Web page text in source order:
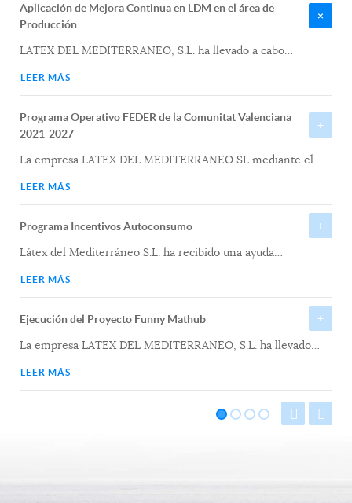
Aplicación de Mejora Continua en LDM en el área de
Producción
LATEX DEL MEDITERRANEO, S.L. ha llevado a cabo…
LEER MÁS
Programa Operativo FEDER de la Comunitat Valenciana
2021-2027
La empresa LATEX DEL MEDITERRANEO SL mediante el…
LEER MÁS
Programa Incentivos Autoconsumo
Látex del Mediterráneo S.L. ha recibido una ayuda…
LEER MÁS
Ejecución del Proyecto Funny Mathub
La empresa LATEX DEL MEDITERRANEO, S.L. ha llevado…
LEER MÁS